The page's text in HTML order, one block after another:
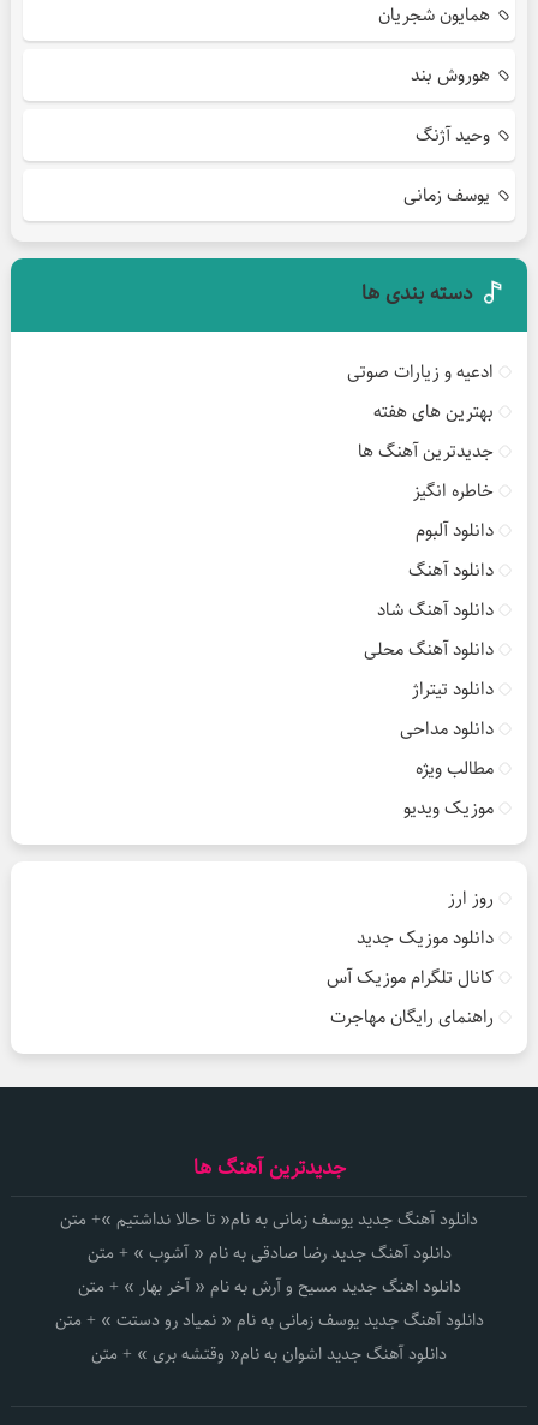
همایون شجریان
هوروش بند
وحید آژنگ
یوسف زمانی
دسته بندی ها
ادعیه و زیارات صوتی
بهترین های هفته
جدیدترین آهنگ ها
خاطره انگیز
دانلود آلبوم
دانلود آهنگ
دانلود آهنگ شاد
دانلود آهنگ محلی
دانلود تیتراژ
دانلود مداحی
مطالب ویژه
موزیک ویدیو
روز ارز
دانلود موزیک جدید
کانال تلگرام موزیک آس
راهنمای رایگان مهاجرت
جدیدترین آهنگ ها
دانلود آهنگ جدید یوسف زمانی به نام« تا حالا نداشتیم »+ متن
دانلود آهنگ جدید رضا صادقی به نام « آشوب » + متن
دانلود اهنگ جدید مسیح و آرش به نام « آخر بهار » + متن
دانلود آهنگ جدید یوسف زمانی به نام « نمیاد رو دستت » + متن
دانلود آهنگ جدید اشوان به نام« وقتشه بری » + متن